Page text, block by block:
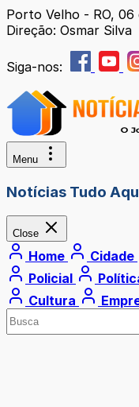
Porto Velho - RO, 06
Direção: Osmar Silva
Siga-nos:
Menu
Notícias Tudo
Close
Home Cidade
Policial
Cultura